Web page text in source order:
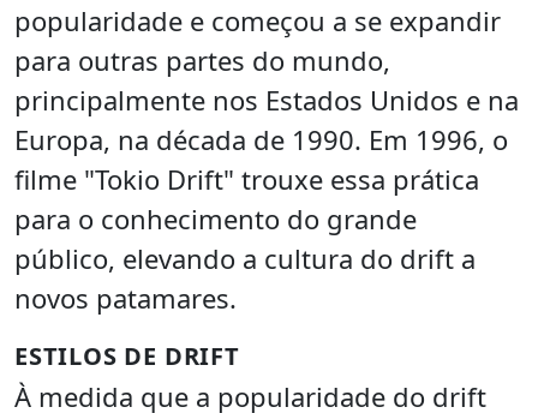
popularidade e começou a se expandir
para outras partes do mundo,
principalmente nos Estados Unidos e na
Europa, na década de 1990. Em 1996, o
filme "Tokio Drift" trouxe essa prática
para o conhecimento do grande
público, elevando a cultura do drift a
novos patamares.
ESTILOS DE DRIFT
À medida que a popularidade do drift